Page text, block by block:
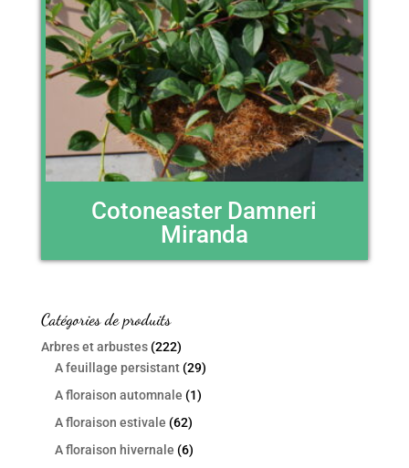
Cotoneaster Damneri
Miranda
Catégories de produits
Arbres et arbustes (222)
A feuillage persistant (29)
A floraison automnale (1)
A floraison estivale (62)
A floraison hivernale (6)